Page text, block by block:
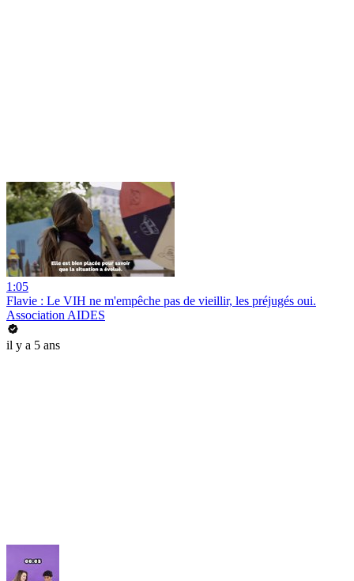
1:05
Flavie : Le VIH ne m'empêche pas de vieillir, les préjugés oui.
Association AIDES
il y a 5 ans